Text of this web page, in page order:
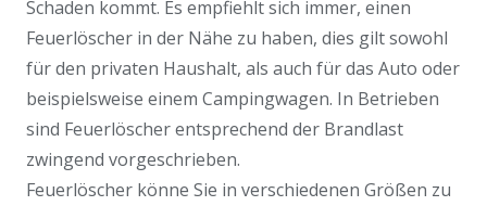
Schaden kommt. Es empfiehlt sich immer, einen
Feuerlöscher in der Nähe zu haben, dies gilt sowohl
für den privaten Haushalt, als auch für das Auto oder
beispielsweise einem Campingwagen. In Betrieben
sind Feuerlöscher entsprechend der Brandlast
zwingend vorgeschrieben.
Feuerlöscher könne Sie in verschiedenen Größen zu